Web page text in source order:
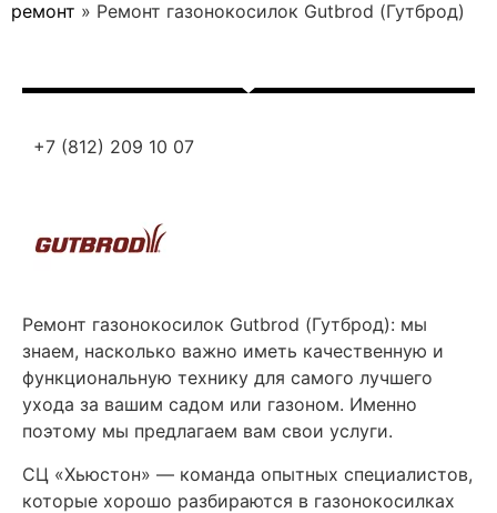
ремонт » Ремонт газонокосилок Gutbrod (Гутброд)
+7 (812) 209 10 07
Ремонт газонокосилок Gutbrod (Гутброд): мы
знаем, насколько важно иметь качественную и
функциональную технику для самого лучшего
ухода за вашим садом или газоном. Именно
поэтому мы предлагаем вам свои услуги.
СЦ «Хьюстон» — команда опытных специалистов,
которые хорошо разбираются в газонокосилках